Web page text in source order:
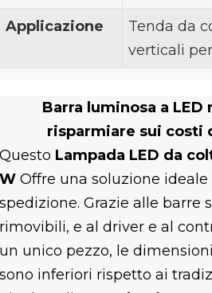
Applicazione
Tenda da
verticali
Barra luminosa a
risparmiare sui costi
Lampada LED da
Offre una soluzione
Grazie alle barre
e al driver e al
unico pezzo, le
inferiori rispetto ai